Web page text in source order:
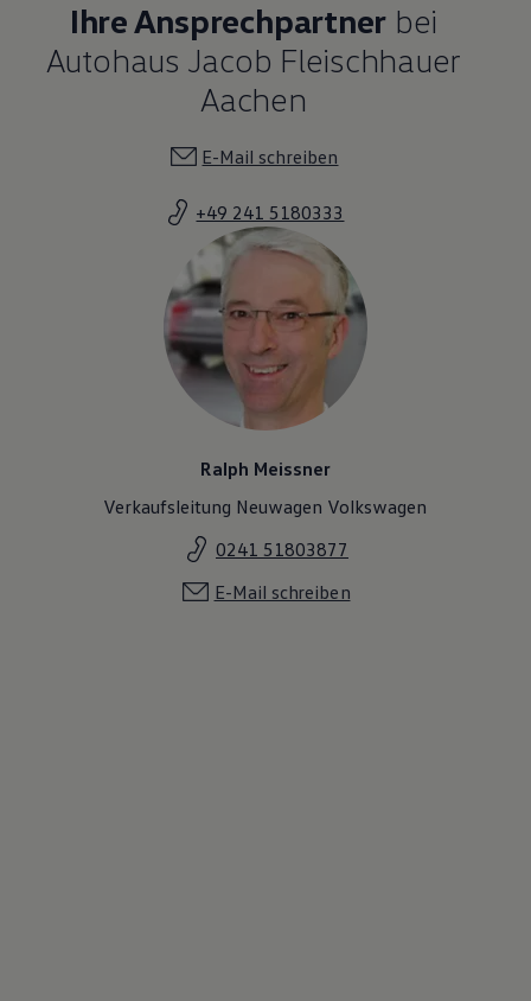
Ihre Ansprechpartner bei
Autohaus Jacob Fleischhauer
Aachen
E-Mail schreiben
+49 241 5180333
Ralph Meissner
Verkaufsleitung Neuwagen Volkswagen
0241 51803877
E-Mail schreiben